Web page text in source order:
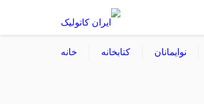
خانه کتابخانه نوایمانان